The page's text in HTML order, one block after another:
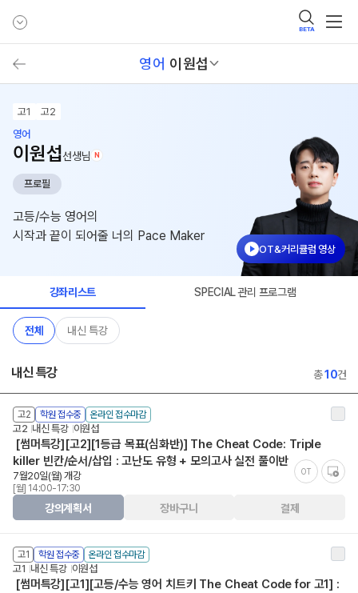
BETA
영어 이원섭
고1
고2
영어
이원섭선생님 N
프로필
고등/수능 영어의
시작과 끝이 되어줄 너의 Pace Maker
OT&커리큘럼 영상
강좌리스트 SPECIAL 관리 프로그램
전체 내신 특강
내신 특강 총10건
고2 학원 접수중 온라인 접수마감
고2 내신 특강 이원섭
[썸머특강][고2][1등급 목표(심화반)] The Cheat Code: Triple
killer 빈칸/순서/삽입 : 고난도 유형 + 모의고사 실전 풀이반
OT
7월20일(월) 개강
[월] 14:00-17:30
강의계획서 장바구니 결제
고1 학원 접수중 온라인 접수마감
고1 내신 특강 이원섭
[썸머특강][고1][고등/수능 영어 치트키 The Cheat Code for 고1] :